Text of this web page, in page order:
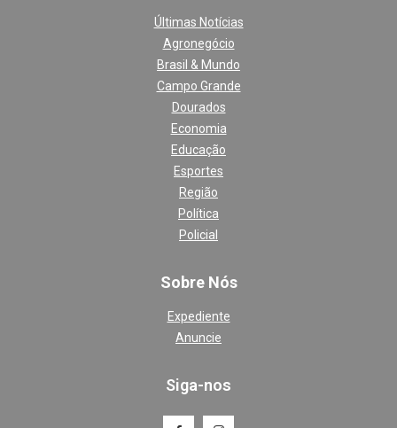
Últimas Notícias
Agronegócio
Brasil & Mundo
Campo Grande
Dourados
Economia
Educação
Esportes
Região
Política
Policial
Sobre Nós
Expediente
Anuncie
Siga-nos